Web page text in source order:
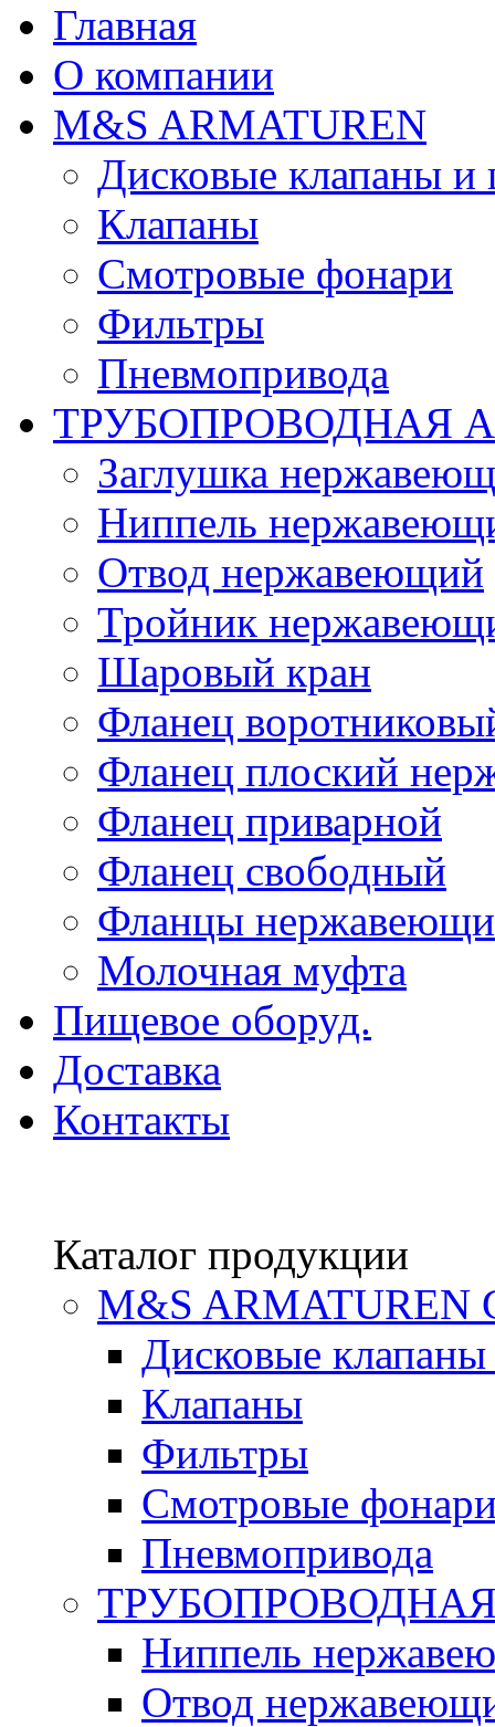
Главная
О компании
М&S ARMATUREN
Дисковые клапаны
Клапаны
Смотровые фонари
Фильтры
Пневмопривода
ТРУБОПРОВОДНАЯ
Заглушка
Ниппель
Отвод нержавеющий
Тройник
Шаровый кран
Фланец
Фланец плоский
Фланец приварной
Фланец свободный
Фланцы
Молочная муфта
Пищевое оборуд.
Доставка
Контакты
Каталог продукции
М&S ARMATUREN
Дисковые
Клапаны
Фильтры
Смотровые
Пневмопривода
Ниппель
Отвод